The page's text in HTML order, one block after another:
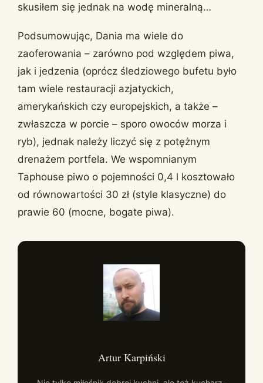
skusiłem się jednak na wodę mineralną…
Podsumowując, Dania ma wiele do
zaoferowania – zarówno pod względem piwa,
jak i jedzenia (oprócz śledziowego bufetu było
tam wiele restauracji azjatyckich,
amerykańskich czy europejskich, a także –
zwłaszcza w porcie – sporo owoców morza i
ryb), jednak należy liczyć się z potężnym
drenażem portfela. We wspomnianym
Taphouse piwo o pojemności 0,4 l kosztowało
od równowartości 30 zł (style klasyczne) do
prawie 60 (mocne, bogate piwa).
Artur Karpiński